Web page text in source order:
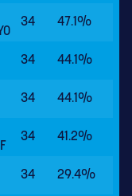
34 47.1%
34 44.1%
34 44.1%
34 41.2%
34 29.4%